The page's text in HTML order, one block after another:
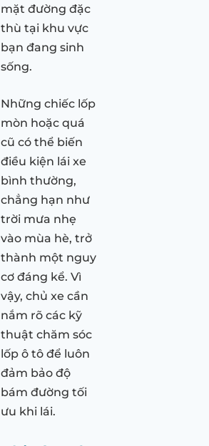
mặt đường đặc
thù tại khu vực
bạn đang sinh
sống.
Những chiếc lốp
mòn hoặc quá
cũ có thể biến
điều kiện lái xe
bình thường,
chẳng hạn như
trời mưa nhẹ
vào mùa hè, trở
thành một nguy
cơ đáng kể. Vì
vậy, chủ xe cần
nắm rõ các kỹ
thuật chăm sóc
lốp ô tô để luôn
đảm bảo độ
bám đường tối
ưu khi lái.